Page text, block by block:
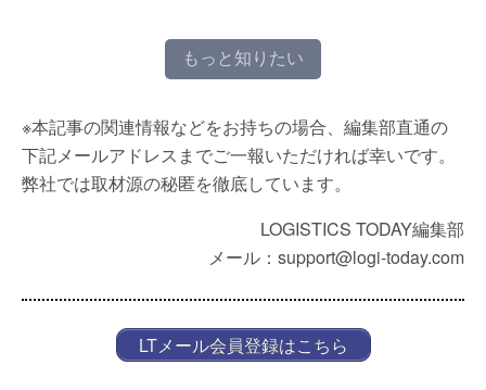
もっと知りたい
※本記事の関連情報などをお持ちの場合、編集部直通の
下記メールアドレスまでご一報いただければ幸いです。
弊社では取材源の秘匿を徹底しています。
LOGISTICS TODAY編集部
メール：support@logi-today.com
LTメール会員登録はこちら